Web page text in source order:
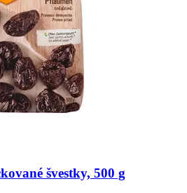
švestky, 500 g